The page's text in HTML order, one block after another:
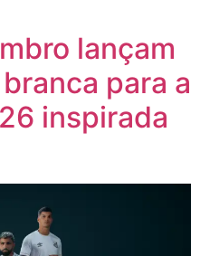
lançam
para a
inspirada